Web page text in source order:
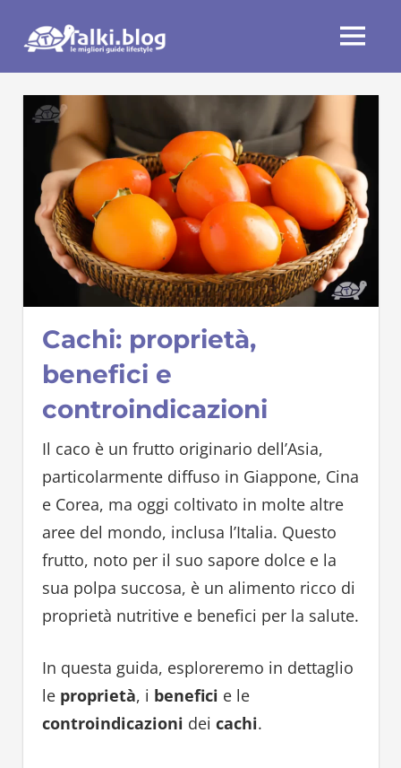
MENU
Cachi: proprietà,
benefici e
controindicazioni
Il caco è un frutto originario dell’Asia,
particolarmente diffuso in Giappone, Cina
e Corea, ma oggi coltivato in molte altre
aree del mondo, inclusa l’Italia. Questo
frutto, noto per il suo sapore dolce e la
sua polpa succosa, è un alimento ricco di
proprietà nutritive e benefici per la salute.
In questa guida, esploreremo in dettaglio
le proprietà, i benefici e le
controindicazioni dei cachi.